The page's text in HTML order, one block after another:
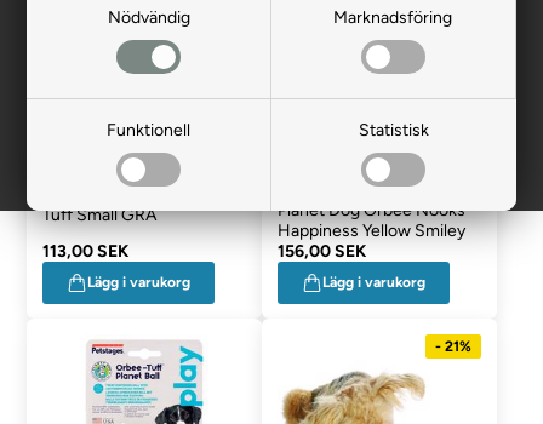
Nödvändig Marknadsföring
Funktionell Statistisk
Tuff Small GRÅ
113,00 SEK
Lägg i varukorg
Planet Dog Orbee Nooks
Happiness Yellow Smiley
156,00 SEK
Lägg i varukorg
- 21%